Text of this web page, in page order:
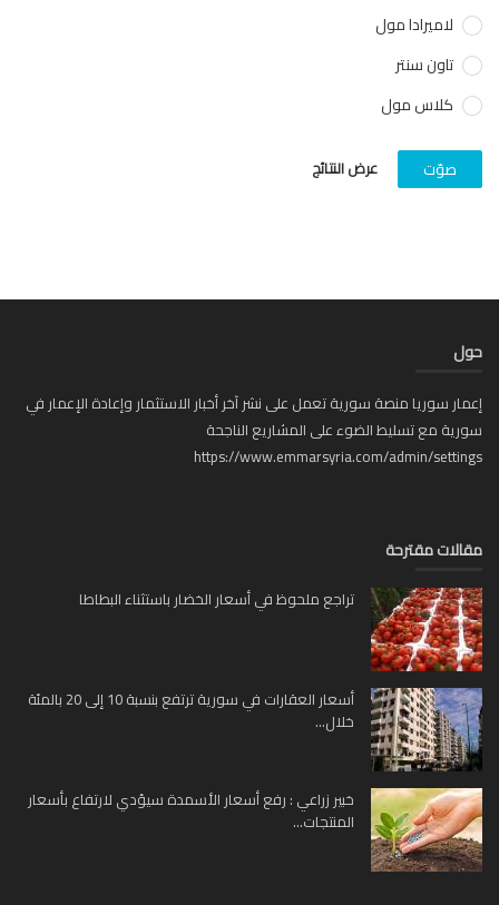
لاميرادا مول
تاون سنتر
كلاس مول
عرض النتائج
سوريا منصة سورية تعمل على نشر آخر أخبار الاستثمار وإعادة الإعمار في
مع تسليط الضوء على المشاريع الناجحة
https://www.emmarsyria.com/admin/
مقترحة
تراجع ملحوظ في أسعار الخضار باستثناء البطاطا
أسعار العقارات في سورية ترتفع بنسبة 10 إلى 20 بالمئة
خلال...
خبير زراعي : رفع أسعار الأسمدة سيؤدي لارتفاع بأسعار
المنتجات...